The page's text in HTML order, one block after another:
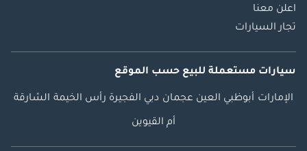
اعلن معنا
تجار السيارات
سيارات مستعملة للبيع حسب الموقع
الإمارات أبوظبي العين عجمان دبي الفجيرة رأس الخيمة الشارقة
أم القيوين